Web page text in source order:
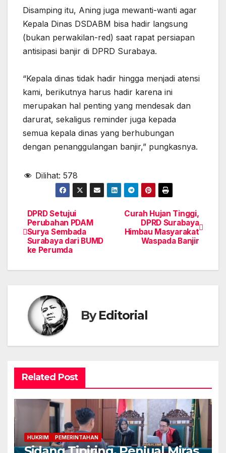
Disamping itu, Aning juga mewanti-wanti agar
Kepala Dinas DSDABM bisa hadir langsung
(bukan perwakilan-red) saat rapat persiapan
antisipasi banjir di DPRD Surabaya.
“Kepala dinas tidak hadir hingga menjadi atensi
kami, berikutnya harus hadir karena ini
merupakan hal penting yang mendesak dan
darurat, sekaligus reminder juga kepada
semua kepala dinas yang berhubungan
dengan penanggulangan banjir,” pungkasnya.
Dilihat: 578
Navigasi
pos
Curah Hujan Tinggi,
DPRD Surabaya
Himbau Masyarakat
Waspada Banjir
DPRD Setujui
Perubahan PDAM
Surya Sembada
Surabaya dari BUMD
ke Perumda
ByEditorial
Related Post
HUKRIM PEMERINTAHAN